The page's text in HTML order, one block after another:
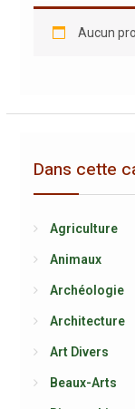
Aucun
Dans cette
Agriculture
Animaux
Archéologie
Architecture
Art Divers
Beaux-Arts